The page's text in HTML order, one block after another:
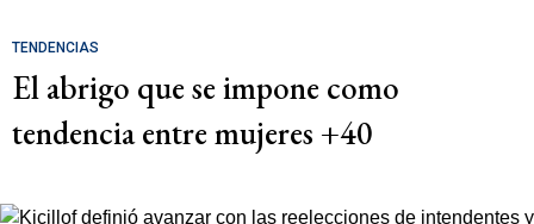
TENDENCIAS
El abrigo que se impone como
tendencia entre mujeres +40